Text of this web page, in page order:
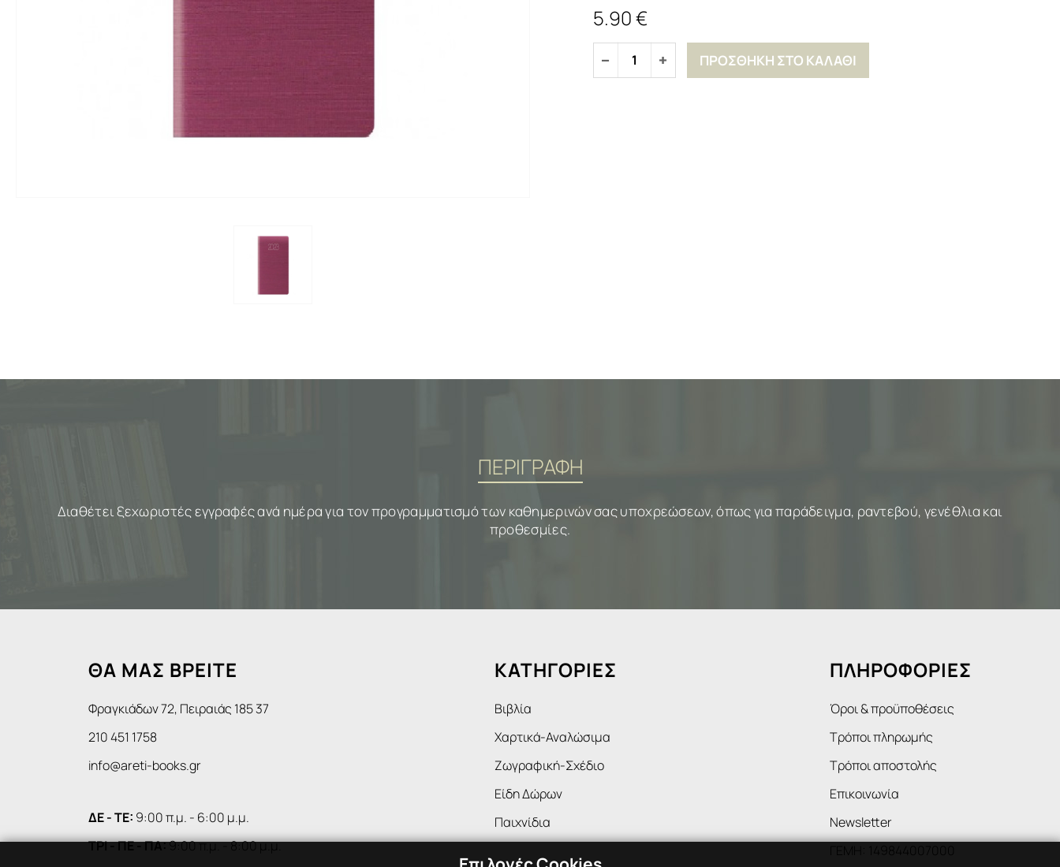
5.90 €
1 ΠΡΟΣΘΗΚΗ ΣΤΟ ΚΑΛΑΘΙ
ΠΕΡΙΓΡΑΦΗ
Διαθέτει ξεχωριστές εγγραφές ανά ημέρα για τον προγραμματισμό των καθημερινών σας υποχρεώσεων, όπως για παράδειγμα, ραντεβού, γενέθλια και
προθεσμίες.
ΘΑ ΜΑΣ ΒΡΕΙΤΕ
Φραγκιάδων 72, Πειραιάς 185 37
210 451 1758
info@areti-books.gr
ΔΕ - ΤΕ: 9:00 π.μ. - 6:00 μ.μ.
ΤΡΙ - ΠΕ - ΠΑ:9:00 π.μ. - 8:00 μ.μ.
ΚΑΤΗΓΟΡΙΕΣ
Βιβλία
Χαρτικά-Αναλώσιμα
Ζωγραφική-Σχέδιο
Είδη Δώρων
Παιχνίδια
ΠΛΗΡΟΦΟΡΙΕΣ
Όροι & προϋποθέσεις
Τρόποι πληρωμής
Τρόποι αποστολής
Επικοινωνία
Newsletter